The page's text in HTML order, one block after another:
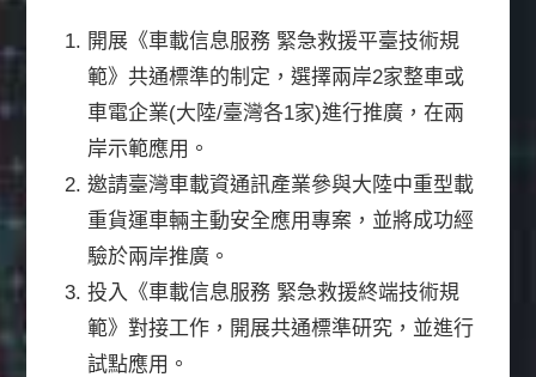
開展《車載信息服務 緊急救援平臺技術規
範》共通標準的制定，選擇兩岸2家整車或
車電企業(大陸/臺灣各1家)進行推廣，在兩
岸示範應用。
邀請臺灣車載資通訊產業參與大陸中重型載
重貨運車輛主動安全應用專案，並將成功經
驗於兩岸推廣。
投入《車載信息服務 緊急救援終端技術規
範》對接工作，開展共通標準研究，並進行
試點應用。